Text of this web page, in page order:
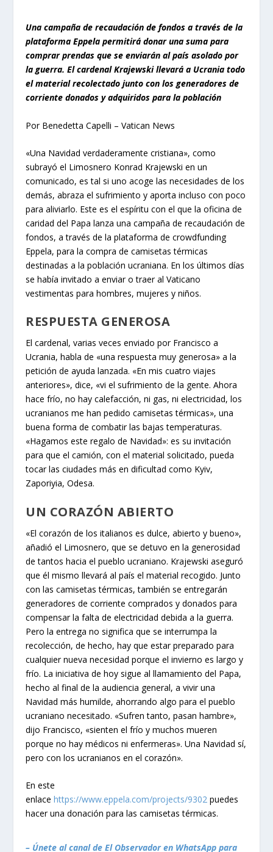
Una campaña de recaudación de fondos a través de la
plataforma Eppela permitirá donar una suma para
comprar prendas que se enviarán al país asolado por
la guerra. El cardenal Krajewski llevará a Ucrania todo
el material recolectado junto con los generadores de
corriente donados y adquiridos para la población
Por Benedetta Capelli – Vatican News
«Una Navidad verdaderamente cristiana», como
subrayó el Limosnero Konrad Krajewski en un
comunicado, es tal si uno acoge las necesidades de los
demás, abraza el sufrimiento y aporta incluso con poco
para aliviarlo. Este es el espíritu con el que la oficina de
caridad del Papa lanza una campaña de recaudación de
fondos, a través de la plataforma decrowdfunding
Eppela, para la compra de camisetas térmicas
destinadas a la población ucraniana. En los últimos días
se había invitado a enviar o traer al Vaticano
vestimentas para hombres, mujeres y niños.
RESPUESTA GENEROSA
El cardenal, varias veces enviado por Francisco a
Ucrania, habla de «una respuesta muy generosa» a la
petición de ayuda lanzada. «En mis cuatro viajes
anteriores», dice, «vi el sufrimiento de la gente. Ahora
hace frío, no hay calefacción, ni gas, ni electricidad, los
ucranianos me han pedido camisetas térmicas», una
buena forma de combatir las bajas temperaturas.
«Hagamos este regalo de Navidad»: es su invitación
para que el camión, con el material solicitado, pueda
tocar las ciudades más en dificultad como Kyiv,
Zaporiyia, Odesa.
UN CORAZÓN ABIERTO
«El corazón de los italianos es dulce, abierto y bueno»,
añadió el Limosnero, que se detuvo en la generosidad
de tantos hacia el pueblo ucraniano. Krajewski aseguró
que él mismo llevará al país el material recogido. Junto
con las camisetas térmicas, también se entregarán
generadores de corriente comprados y donados para
compensar la falta de electricidad debida a la guerra.
Pero la entrega no significa que se interrumpa la
recolección, de hecho, hay que estar preparado para
cualquier nueva necesidad porque el invierno es largo y
frío. La iniciativa de hoy sigue al llamamiento del Papa,
hecho al final de la audiencia general, a vivir una
Navidad más humilde, ahorrando algo para el pueblo
ucraniano necesitado. «Sufren tanto, pasan hambre»,
dijo Francisco, «sienten el frío y muchos mueren
porque no hay médicos ni enfermeras». Una Navidad sí,
pero con los ucranianos en el corazón».
En este
enlacehttps://www.eppela.com/projects/9302 puedes
hacer una donación para las camisetas térmicas.
– Únete al canal de El Observador en WhatsApp para